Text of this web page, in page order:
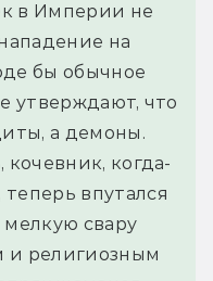
в Империи не
на
бы обычное
утверждают, что
а демоны.
когда-
впутался
свару
и религиозным